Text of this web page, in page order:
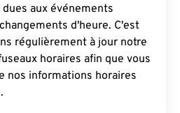
aux événements
d'heure. C'est
régulièrement à jour notre
horaires afin que vous
nos informations horaires